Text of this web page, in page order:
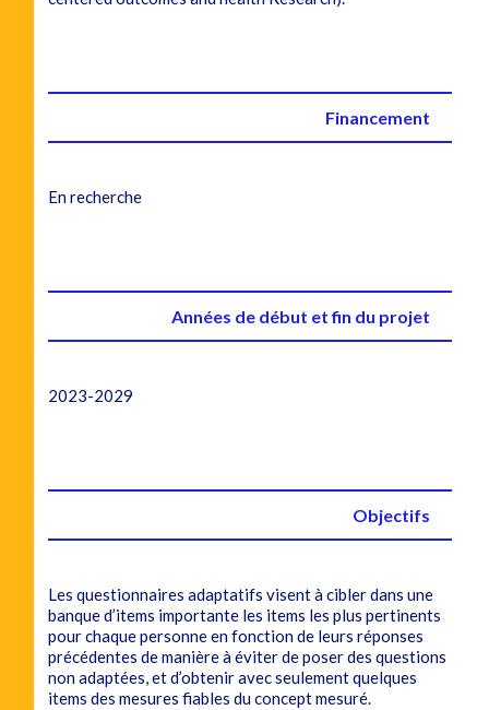
Financement
En recherche
Années de début et fin du projet
2023-2029
Objectifs
Les questionnaires adaptatifs visent à cibler dans une
banque d’items importante les items les plus pertinents
pour chaque personne en fonction de leurs réponses
précédentes de manière à éviter de poser des questions
non adaptées, et d’obtenir avec seulement quelques
items des mesures fiables du concept mesuré.